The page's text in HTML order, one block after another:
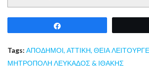
Tags: ΑΠΟΔΗΜΟΙ, ΑΤΤΙΚΗ, ΘΕΙΑ
ΜΗΤΡΟΠΟΛΗ ΛΕΥΚΑΔΟΣ & ΙΘΑΚΗΣ